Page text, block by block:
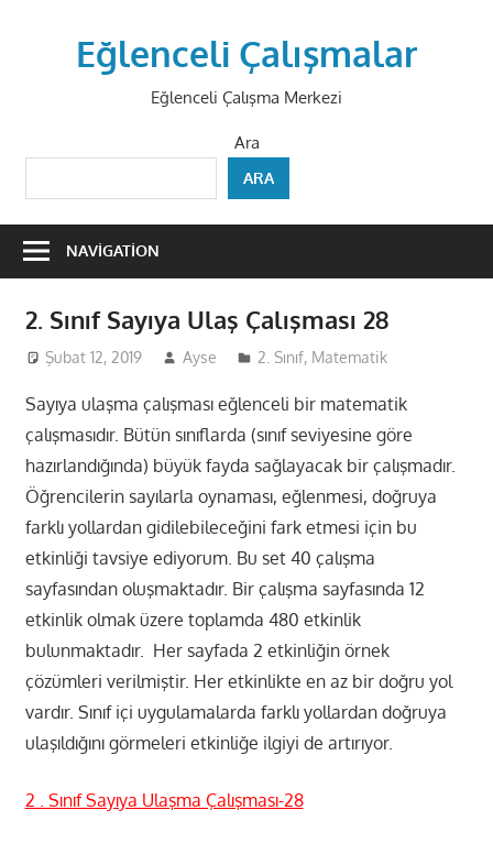
Eğlenceli Çalışmalar
Eğlenceli Çalışma Merkezi
Ara
ARA
NAVIGATION
2. Sınıf Sayıya Ulaş Çalışması 28
Şubat 12, 2019 Ayse 2. Sınıf, Matematik
Sayıya ulaşma çalışması eğlenceli bir matematik
çalışmasıdır. Bütün sınıflarda (sınıf seviyesine göre
hazırlandığında) büyük fayda sağlayacak bir çalışmadır.
Öğrencilerin sayılarla oynaması, eğlenmesi, doğruya
farklı yollardan gidilebileceğini fark etmesi için bu
etkinliği tavsiye ediyorum. Bu set 40 çalışma
sayfasından oluşmaktadır. Bir çalışma sayfasında 12
etkinlik olmak üzere toplamda 480 etkinlik
bulunmaktadır. Her sayfada 2 etkinliğin örnek
çözümleri verilmiştir. Her etkinlikte en az bir doğru yol
vardır. Sınıf içi uygulamalarda farklı yollardan doğruya
ulaşıldığını görmeleri etkinliğe ilgiyi de artırıyor.
2 . Sınıf Sayıya Ulaşma Çalışması-28